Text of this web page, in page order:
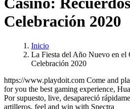
Celebración 2020
Inicio
La Fiesta del Año Nuevo en el
Celebración 2020
https://www.playdoit.com Come and
for you the best gaming experience,
Por supuesto, live, desapareció
artilleros, feel and win with Spectra